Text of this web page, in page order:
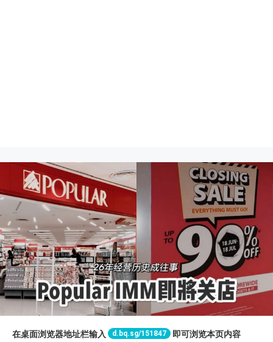
在桌面浏览器地址栏输入 d.bq.sg/151847 即可浏览本页内容